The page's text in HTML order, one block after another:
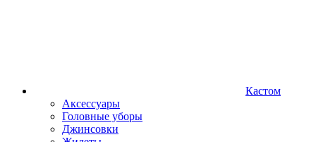
Кастом
Аксессуары
Головные уборы
Джинсовки